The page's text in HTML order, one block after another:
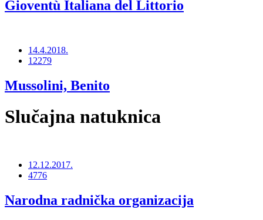
Gioventù Italiana del Littorio
14.4.2018.
12279
Mussolini, Benito
Slučajna natuknica
12.12.2017.
4776
Narodna radnička organizacija